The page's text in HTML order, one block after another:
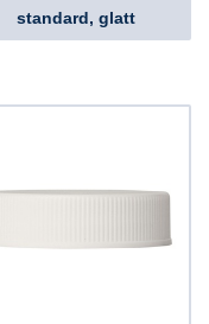
standard, glatt